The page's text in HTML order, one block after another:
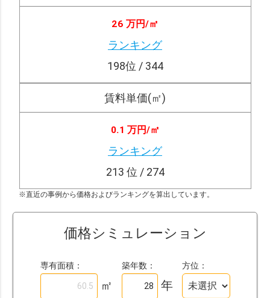
26 万円/㎡
ランキング
198位 / 344
賃料単価(㎡)
0.1 万円/㎡
ランキング
213 位 / 274
※直近の事例から価格およびランキングを算出しています。
価格シミュレーション
専有面積：
㎡
築年数：
年
方位：